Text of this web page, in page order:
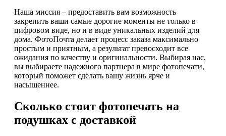
Наша миссия – предоставить вам возможность
закрепить ваши самые дорогие моменты не только в
цифровом виде, но и в виде уникальных изделий для
дома. ФотоПочта делает процесс заказа максимально
простым и приятным, а результат превосходит все
ожидания по качеству и оригинальности. Выбирая нас,
вы выбираете надежного партнера в мире фотопечати,
который поможет сделать вашу жизнь ярче и
насыщеннее.
Сколько стоит фотопечать на
подушках с доставкой